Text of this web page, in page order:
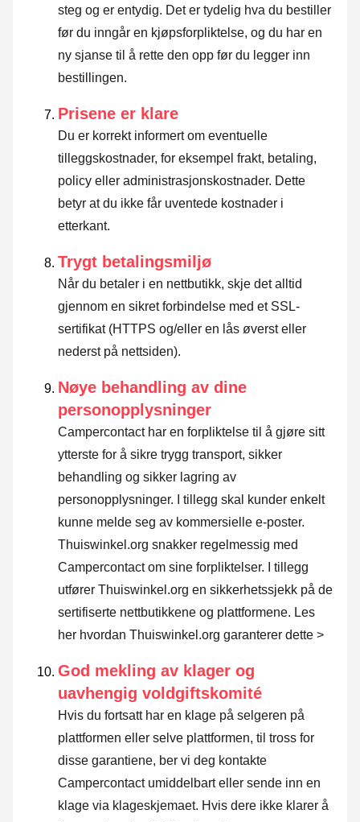
steg og er entydig. Det er tydelig hva du bestiller
før du inngår en kjøpsforpliktelse, og du har en
ny sjanse til å rette den opp før du legger inn
bestillingen.
Prisene er klare
Du er korrekt informert om eventuelle
tilleggskostnader, for eksempel frakt, betaling,
policy eller administrasjonskostnader. Dette
betyr at du ikke får uventede kostnader i
etterkant.
Trygt betalingsmiljø
Når du betaler i en nettbutikk, skje det alltid
gjennom en sikret forbindelse med et SSL-
sertifikat (HTTPS og/eller en lås øverst eller
nederst på nettsiden).
Nøye behandling av dine
personopplysninger
Campercontact har en forpliktelse til å gjøre sitt
ytterste for å sikre trygg transport, sikker
behandling og sikker lagring av
personopplysninger. I tillegg skal kunder enkelt
kunne melde seg av kommersielle e-poster.
Thuiswinkel.org snakker regelmessig med
Campercontact om sine forpliktelser. I tillegg
utfører Thuiswinkel.org en sikkerhetssjekk på de
sertifiserte nettbutikkene og plattformene. Les
her hvordan Thuiswinkel.org garanterer dette >
God mekling av klager og
uavhengig voldgiftskomité
Hvis du fortsatt har en klage på selgeren på
plattformen eller selve plattformen, til tross for
disse garantiene, ber vi deg kontakte
Campercontact umiddelbart eller sende inn en
klage via klageskjemaet. Hvis dere ikke klarer å